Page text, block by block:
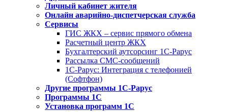
Личный кабинет жителя
Онлайн аварийно-диспетчерская служба
Сервисы
ГИС ЖКХ – сервис прямого обмена
Расчетный центр ЖКХ
Бухгалтерский аутсорсинг 1С-Рарус
Рассылка СМС-сообщений
1С-Рарус: Интеграция с телефонией
(Софтфон)
Другие программы 1С-Рарус
Программы 1С
Установка программ 1С